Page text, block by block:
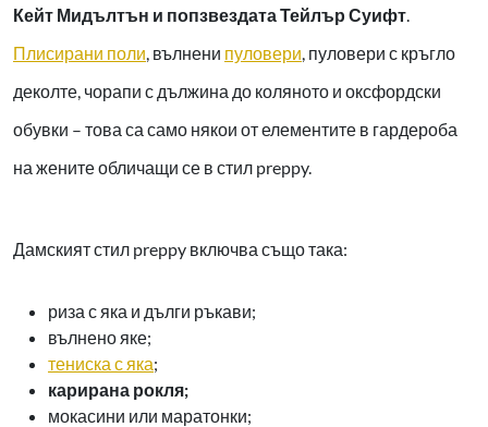
Кейт Мидълтън и попзвездата Тейлър Суифт
Плисирани поли вълнени пуловери пуловери с кръгло
деколте, чорапи с дължина до коляното и оксфордски
обувки – това са само някои от елементите в гардероба
на жените обличащи се в стил preppy.
Дамският стил preppy включва също така:
риза с яка и дълги ръкави;
вълнено яке;
тениска с яка;
карирана рокля;
мокасини или маратонки;